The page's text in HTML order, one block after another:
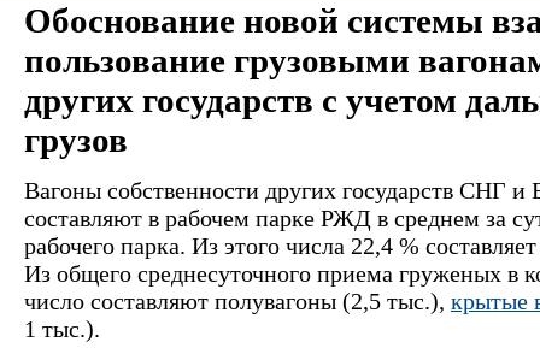
Обоснование новой системы
пользование грузовыми
других государств с учетом
грузов
Вагоны собственности других государств СНГ
составляют в рабочем парке РЖД в среднем за
рабочего парка. Из этого числа 22,4 %
Из общего среднесуточного приема груженых в
число составляют полувагоны (2,5 тыс.), крытые
1 тыс.).